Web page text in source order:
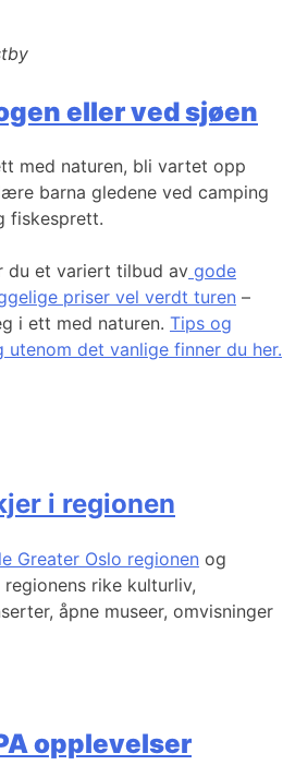
eller ved sjøen
med naturen, bli vartet opp
barna gledene ved camping
fiskesprett.
du et variert tilbud av gode
priser vel verdt turen –
i ett med naturen. Tips og
det vanlige finner du her.
i regionen
Greater Oslo regionen og
rike kulturliv,
åpne museer, omvisninger
opplevelser